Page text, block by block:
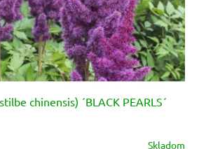
chinensis) ´BLACK PEARLS´
Skladom